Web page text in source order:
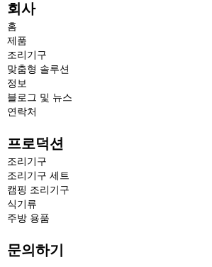
회사
홈
제품
조리기구
맞춤형 솔루션
정보
블로그 및 뉴스
연락처
프로덕션
조리기구
조리기구 세트
캠핑 조리기구
식기류
주방 용품
문의하기